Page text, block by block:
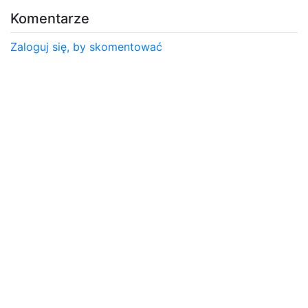
Komentarze
Zaloguj się, by skomentować